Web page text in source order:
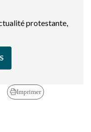
protestante,
Imprimer